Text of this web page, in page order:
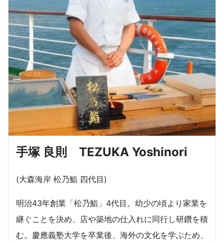
手塚 良則 TEZUKA Yoshinori
(大森海岸 松乃鮨 四代目)
明治43年創業「松乃鮨」4代目。幼少の頃より家業を
継ぐことを決め、店や築地の仕入れに同行し研鑽を積
む。慶應義塾大学を卒業後、海外の文化を学ぶため、